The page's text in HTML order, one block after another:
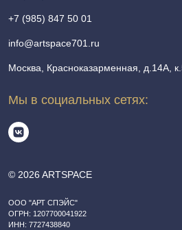
© 2026 ARTSPACE
ООО "АРТ СПЭЙС"
ОГРН: 1207700041922
ИНН: 7727438840
+7 (985) 847 50 01
info@artspace701.ru
Москва, Красноказарменная, д.14А,
Мы в социальных сетях: